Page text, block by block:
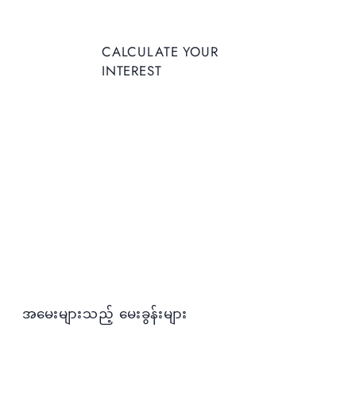
ATE
YOUR
CALCULATE YOUR
INTEREST
အမေးများသည့် မေးခွန်းများ